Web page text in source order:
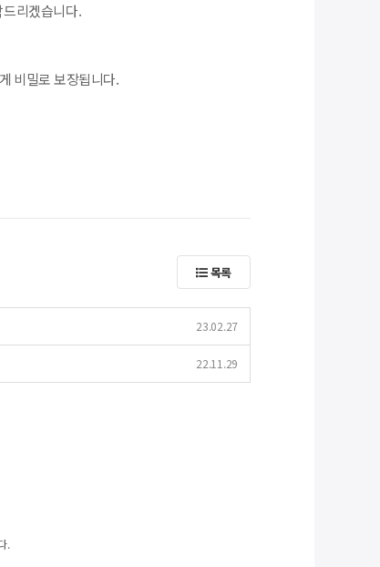
리겠습니다.
비밀로 보장됩니다.
목록
23.02.27
22.11.29
.